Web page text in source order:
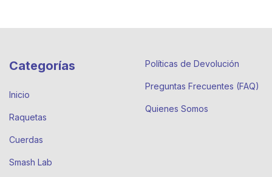
Categorías
Inicio
Raquetas
Cuerdas
Smash Lab
Políticas de Devolución
Preguntas Frecuentes (FAQ)
Quienes Somos